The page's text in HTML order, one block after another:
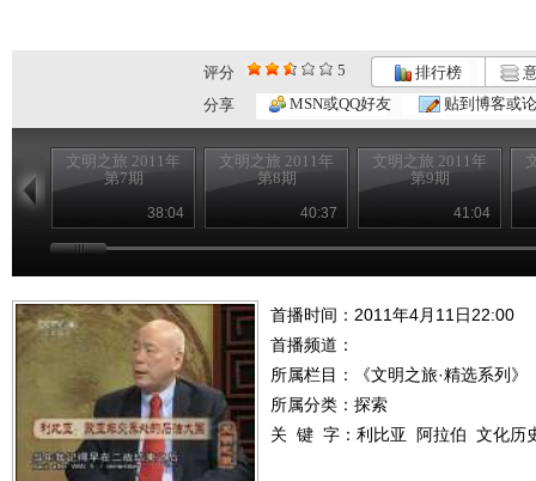
评分 5 排行榜
分享
MSN或QQ好友 贴到博客或
文明之旅 2011年
第7期
38:04
文明之旅 2011年
第8期
40:37
文明之旅 2011年
第9期
41:04
首播时间：2011年4月11日22:00
首播频道：
所属栏目：
《文明之旅·精选系列》
所属分类：探索
关 键 字： 利比亚 阿拉伯 文化历